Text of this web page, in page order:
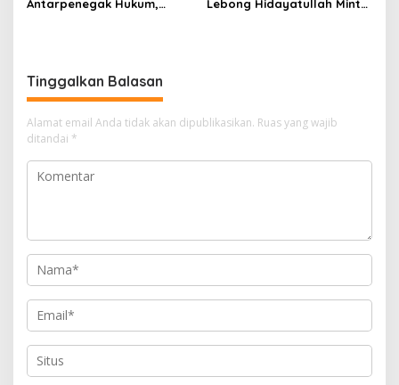
Antarpenegak Hukum,
Lebong Hidayatullah Minta
Tinggalkan Balasan
Alamat email Anda tidak akan dipublikasikan. Ruas yang wajib
ditandai *